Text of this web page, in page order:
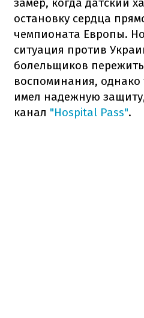
остановку сердца
чемпионата Европы.
ситуация против
болельщиков
воспоминания, однако
имел надежную
канал "Hospital Pass".